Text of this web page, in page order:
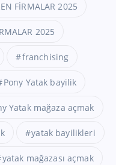
FİRMALAR 2025
2025
franchising
Pony Yatak bayilik
Yatak mağaza açmak
yatak bayilikleri
yatak mağazası açmak